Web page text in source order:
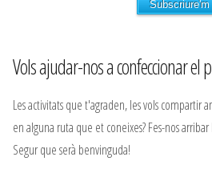
Vols ajudar-nos a confeccionar el
Les activitats que t'agraden, les vols compartir
en alguna ruta que et coneixes? Fes-nos
Segur que serà benvinguda!